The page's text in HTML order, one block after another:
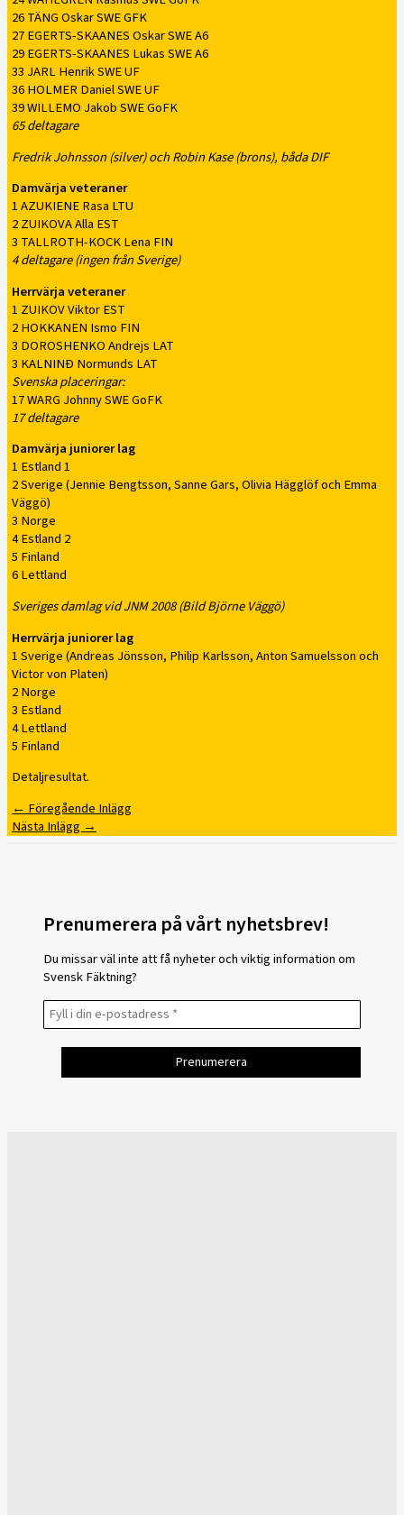
26 TÄNG Oskar SWE GFK
27 EGERTS-SKAANES Oskar SWE A6
29 EGERTS-SKAANES Lukas SWE A6
33 JARL Henrik SWE UF
36 HOLMER Daniel SWE UF
39 WILLEMO Jakob SWE GoFK
65 deltagare
Fredrik Johnsson (silver) och Robin Kase (brons), båda DIF
Damvärja veteraner
1 AZUKIENE Rasa LTU
2 ZUIKOVA Alla EST
3 TALLROTH-KOCK Lena FIN
4 deltagare (ingen från Sverige)
Herrvärja veteraner
1 ZUIKOV Viktor EST
2 HOKKANEN Ismo FIN
3 DOROSHENKO Andrejs LAT
3 KALNINÐ Normunds LAT
Svenska placeringar:
17 WARG Johnny SWE GoFK
17 deltagare
Damvärja juniorer lag
1 Estland 1
2 Sverige (Jennie Bengtsson, Sanne Gars, Olivia Hägglöf och Emma
Väggö)
3 Norge
4 Estland 2
5 Finland
6 Lettland
Sveriges damlag vid JNM 2008 (Bild Björne Väggö)
Herrvärja juniorer lag
1 Sverige (Andreas Jönsson, Philip Karlsson, Anton Samuelsson och
Victor von Platen)
2 Norge
3 Estland
4 Lettland
5 Finland
Detaljresultat.
← Föregående Inlägg
Nästa Inlägg →
Prenumerera på vårt nyhetsbrev!
Du missar väl inte att få nyheter och viktig information om
Svensk Fäktning?